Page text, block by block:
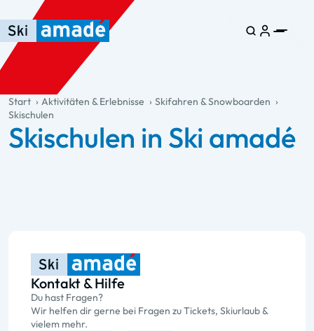
Zum Haupt-Inhalt springen
Springe zur Tabelle
Zur Haupt-Navigation springen
general.table-of-content
Start Aktivitäten & Erlebnisse
Skifahren & Snowboarden
Skischulen
Skischulen in Ski amadé
Kontakt & Hilfe
Du hast Fragen?
Wir helfen dir gerne bei Fragen zu Tickets, Skiurlaub &
vielem mehr.